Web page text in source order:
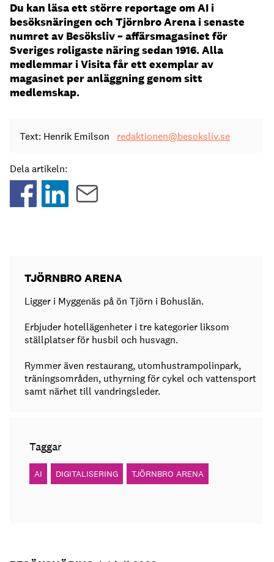
Du kan läsa ett större reportage om AI i
besöksnäringen och Tjörnbro Arena i senaste
numret av Besöksliv – affärsmagasinet för
Sveriges roligaste näring sedan 1916. Alla
medlemmar i Visita får ett exemplar av
magasinet per anläggning genom sitt
medlemskap.
Text: Henrik Emilson redaktionen@besoksliv.se
Dela artikeln:
TJÖRNBRO ARENA
Ligger i Myggenäs på ön Tjörn i Bohuslän.
Erbjuder hotellägenheter i tre kategorier liksom
ställplatser för husbil och husvagn.
Rymmer även restaurang, utomhustrampolinpark,
träningsområden, uthyrning för cykel och vattensport
samt närhet till vandringsleder.
Taggar
AI DIGITALISERING TJÖRNBRO ARENA